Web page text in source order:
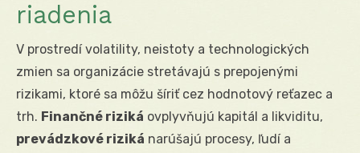
riadenia
V prostredí volatility, neistoty a technologických
zmien sa organizácie stretávajú s prepojenými
rizikami, ktoré sa môžu šíriť cez hodnotový reťazec a
trh. Finančné riziká ovplyvňujú kapitál a likviditu,
prevádzkové riziká narúšajú procesy, ľudí a